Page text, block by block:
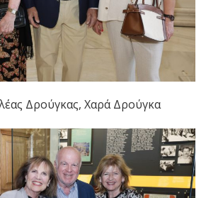
Δρούγκας, Χαρά Δρούγκα